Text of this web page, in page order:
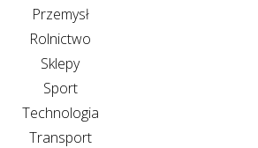
Przemysł
Rolnictwo
Sklepy
Sport
Technologia
Transport